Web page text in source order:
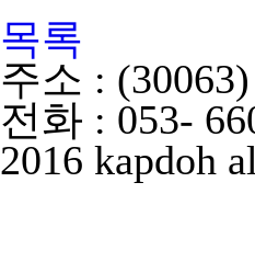
목록
주소 :
전화 : 053-
2016 kapdoh